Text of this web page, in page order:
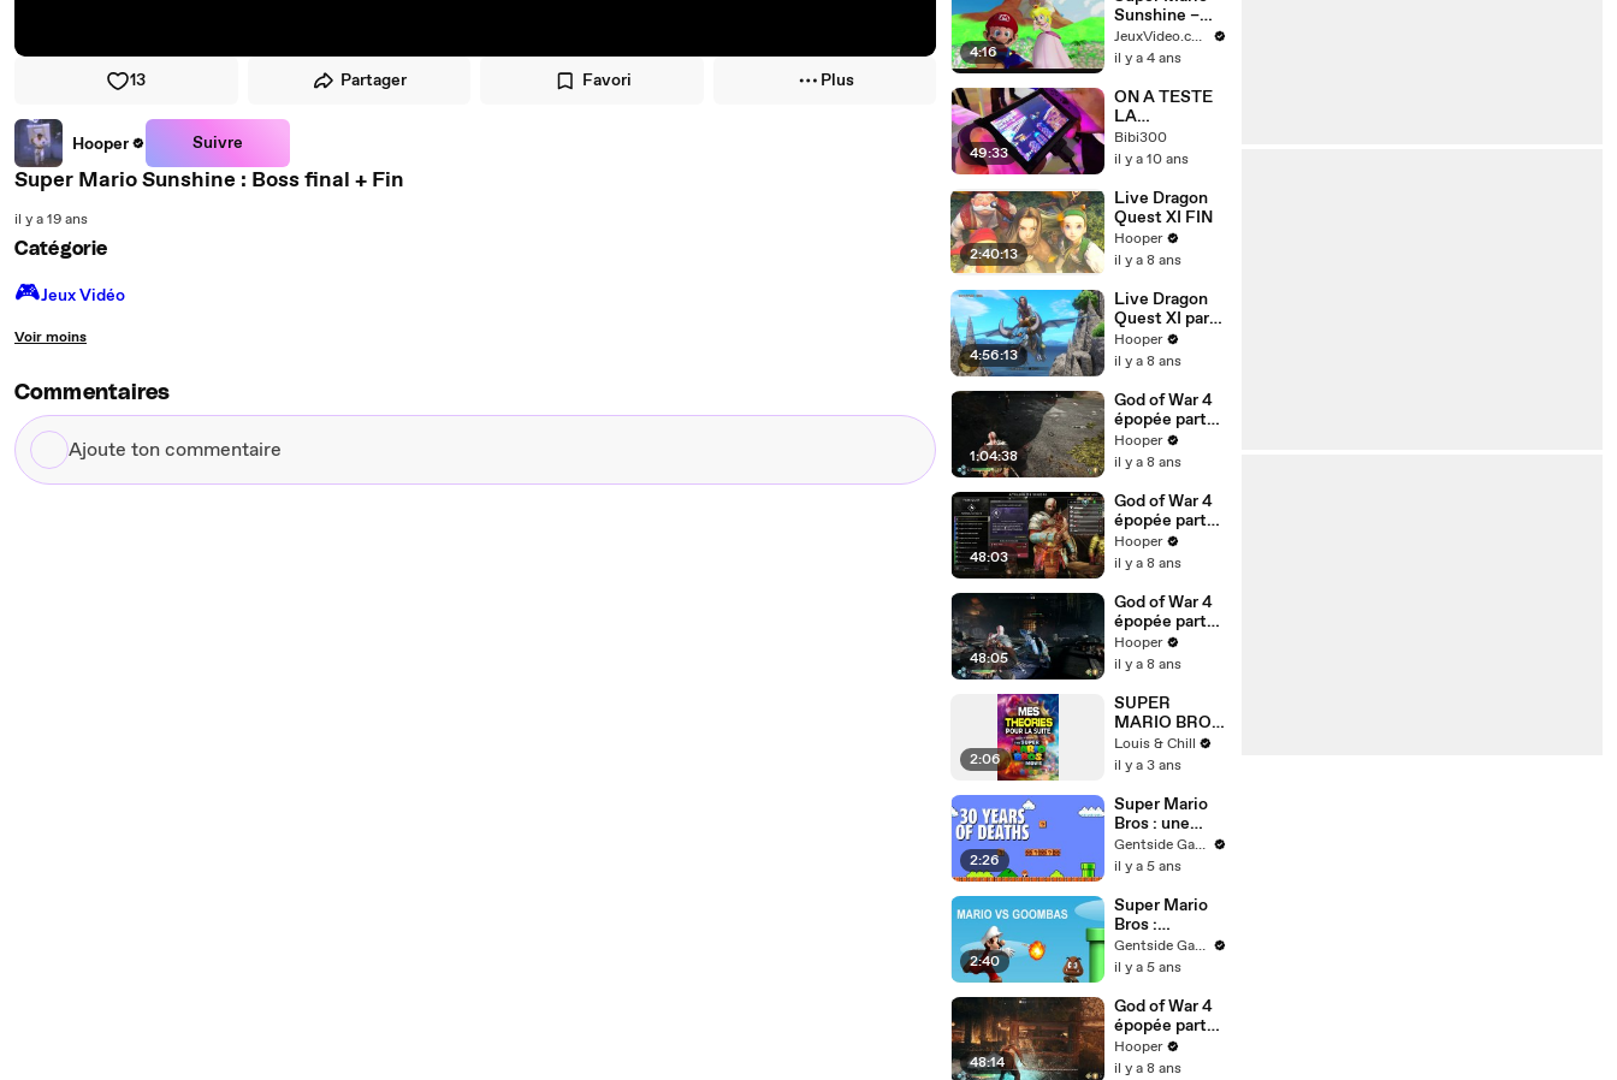
13 Partager Favori Plus
Hooper Suivre
Super Mario Sunshine : Boss final + Fin
il y a 19 ans
Catégorie
🎮️Jeux Vidéo
Voir moins
Commentaires
Ajoute
ton
Mario 64 !
4:16
Sunshine –
Crédits de fin
JeuxVideo.com
il y a 4 ans
49:33
ON A TESTE
LA
NINTENDO
SWITCH ! Nos
sans détour
Bibi300
il y a 10 ans
2:40:13
Live Dragon
Quest XI FIN
Hooper
il y a 8 ans
4:56:13
Live Dragon
Quest XI part
27
Hooper
il y a 8 ans
1:04:38
God of War 4
épopée part
37
Hooper
il y a 8 ans
48:03
God of War 4
épopée part
36
Hooper
il y a 8 ans
48:05
God of War 4
épopée part
35
Hooper
il y a 8 ans
2:06
SUPER
MARIO BROS
2 - MES
THÉORIES
Louis & Chill
il y a 3 ans
2:26
Super Mario
Bros : une
compilation
de toutes les
possibles de
Mario !
Gentside Gaming
il y a 5 ans
2:40
Super Mario
Bros :
découvrez
comment les
entrés en
guerre contre
Mario
Gentside Gaming
il y a 5 ans
48:14
God of War 4
épopée part
34
Hooper
il y a 8 ans